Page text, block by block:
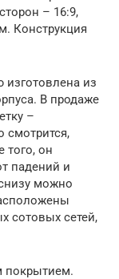
– 16:9,
Конструкция
изготовлена из
В продаже
–
того, он
падений и
можно
сотовых сетей,
покрытием.